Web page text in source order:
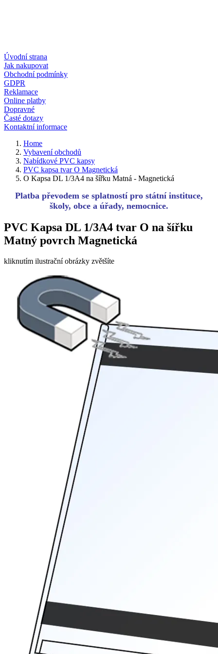
Úvodní strana
Jak nakupovat
Obchodní podmínky
GDPR
Reklamace
Online platby
Dopravné
Časté dotazy
Kontaktní informace
Home
Vybavení obchodů
Nabídkové PVC kapsy
PVC kapsa tvar O Magnetická
O Kapsa DL 1/3A4 na šířku Matná - Magnetická
Platba převodem se splatností pro státní instituce,
školy, obce a úřady, nemocnice.
PVC Kapsa DL 1/3A4 tvar O na šířku
Matný povrch Magnetická
kliknutím ilustrační obrázky zvětšíte